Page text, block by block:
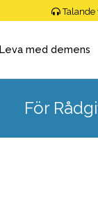
Talande
Leva med demens
För